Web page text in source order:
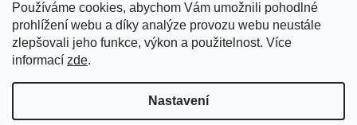
Používáme cookies, abychom Vám umožnili pohodlné
prohlížení webu a díky analýze provozu webu neustále
zlepšovali jeho funkce, výkon a použitelnost. Více
informací zde.
Nastavení
Radnická 4, Brno
úterý–pátek 11–19 h
sobota 14–19 h
+420 702 152 298